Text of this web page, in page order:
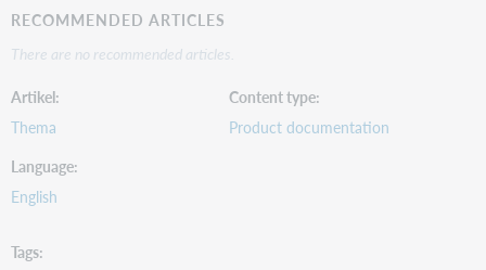
Create and edit export lists.
x
RECOMMENDED ARTICLES
There are no recommended articles.
Artikel
Thema
Content type
Product documentation
Language
English
Tags